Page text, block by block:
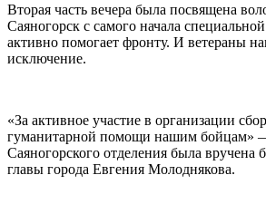
Вторая часть вечера была посвящена
Саяногорск с самого начала
активно помогает фронту. И ветераны
исключение.
«За активное участие в организации
гуманитарной помощи нашим бойцам»
Саяногорского отделения была вручена
главы города Евгения Молоднякова.